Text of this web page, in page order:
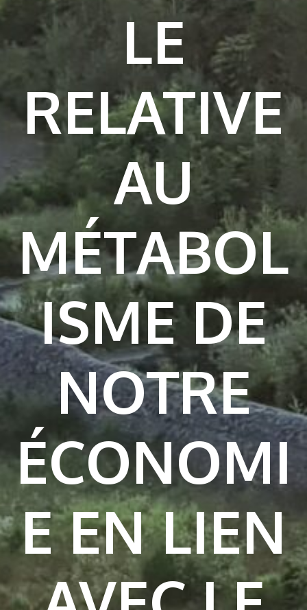
LE
RELATIVE
AU
MÉTABOL
ISME DE
NOTRE
ÉCONOMI
E EN LIEN